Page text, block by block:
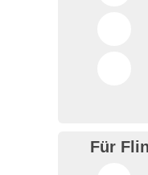
Für